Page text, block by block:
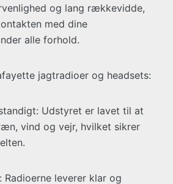
og lang rækkevidde,
med dine
alle forhold.
jagtradioer og headsets:
Udstyret er lavet til at
vind og vejr, hvilket sikrer
leverer klar og